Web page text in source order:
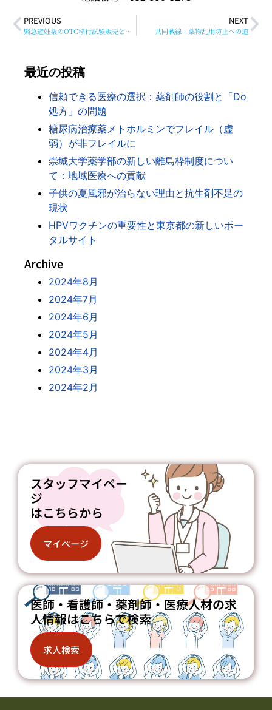
PREVIOUS
緊急避妊薬のOTC移行試験販売とその社会的意義
NEXT
共同戦線：薬物乱用防止への道
最近の投稿
信頼できる医療の選択：薬剤師の役割と「Do
処方」の問題
糖尿病治療薬メトホルミンでフレイル（虚
弱）が非フレイルに
崇城大学薬学部の新しい離島枠制度につい
て：地域医療への貢献
子供の夏風邪が治らない理由と抗生剤不足の
現状
HPVワクチンの重要性と東京都の新しいポー
タルサイト
Archive
2024年8月
2024年7月
2024年6月
2024年5月
2024年4月
2024年3月
2024年2月
スタッフマイペー
ジ
はこちらから
マイページ
医師・看護師・薬剤師・医療人材の求
人情報はこちらで検索
求人検索